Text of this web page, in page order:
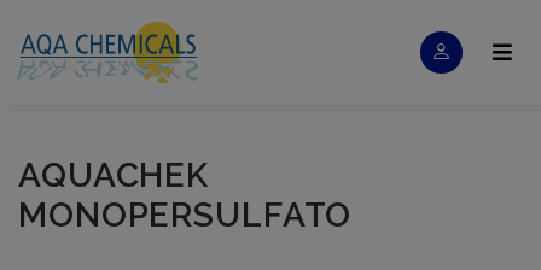
AQUACHEK
MONOPERSULFATO